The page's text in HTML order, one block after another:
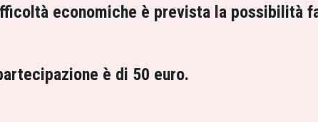
economiche è prevista la possibilità
è di 50 euro.